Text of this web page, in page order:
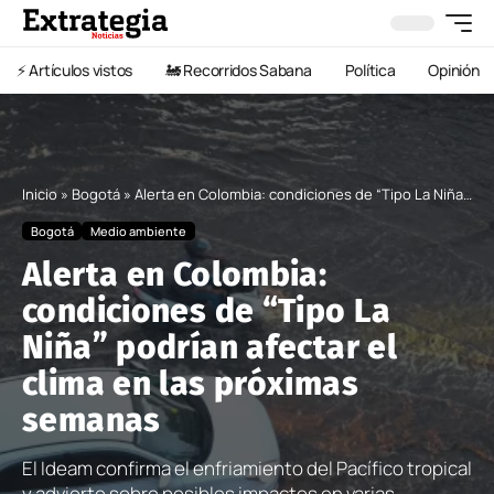
⚡️ Artículos vistos 🚂 Recorridos Sabana Política Opinión
Inicio» Bogotá » Alerta en Colombia: condiciones de “Tipo La Niña” podrían afectar el clima en las próximas semanas
Bogotá Medio ambiente
Alerta en Colombia:
condiciones de “Tipo La
Niña” podrían afectar el
clima en las próximas
semanas
El Ideam confirma el enfriamiento del Pacífico tropical